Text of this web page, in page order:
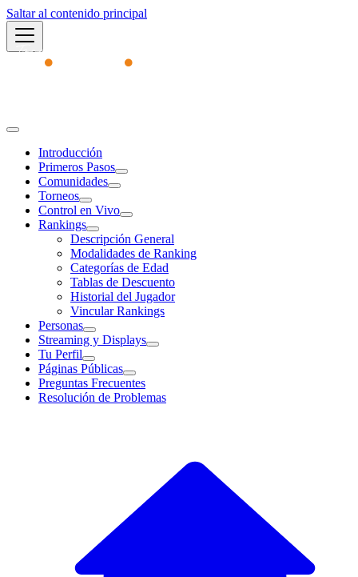
Saltar al contenido principal
Introducción
Primeros Pasos
Comunidades
Torneos
Control en Vivo
Rankings
Descripción General
Modalidades de Ranking
Categorías de Edad
Tablas de Descuento
Historial del Jugador
Vincular Rankings
Personas
Streaming y Displays
Tu Perfil
Páginas Públicas
Preguntas Frecuentes
Resolución de Problemas